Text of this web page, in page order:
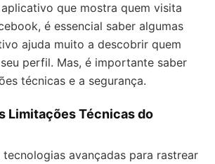
que mostra quem visita
é essencial saber algumas
ajuda muito a descobrir quem
perfil. Mas, é importante saber
técnicas e a segurança.
Limitações Técnicas do
avançadas para rastrear